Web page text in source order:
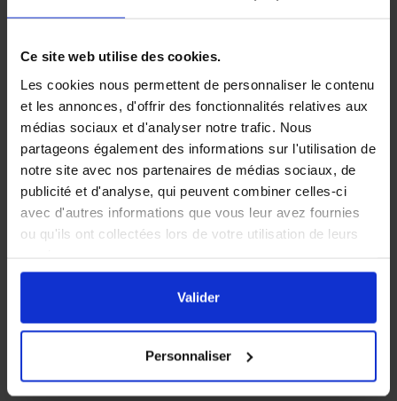
Ce site web utilise des cookies.
Les cookies nous permettent de personnaliser le contenu
et les annonces, d'offrir des fonctionnalités relatives aux
médias sociaux et d'analyser notre trafic. Nous
partageons également des informations sur l'utilisation de
notre site avec nos partenaires de médias sociaux, de
publicité et d'analyse, qui peuvent combiner celles-ci
avec d'autres informations que vous leur avez fournies
ou qu'ils ont collectées lors de votre utilisation de leurs
En cliquant sur le boutonValidervous acceptez
l'ensemble des cookies de notre site ainsi que ceux de
nos partenaires. Vous pouvez également choisir les
Valider
Personnaliser